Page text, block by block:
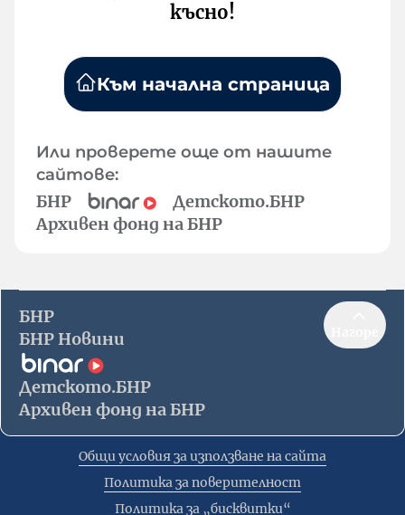
късно!
Към начална страница
Или проверете още от нашите
сайтове:
БНР
Детското.БНР
Архивен фонд на БНР
БНР
БНР Новини
Детското.БНР
Архивен фонд на БНР
Общи условия за използване на сайта
Политика за поверителност
Политика за „бисквитки“